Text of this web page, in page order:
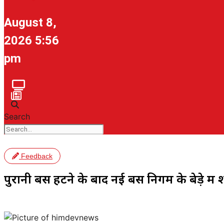
August 8,
2026 5:56
pm
Search
Feedback
पुरानी बसें हटने के बाद नई बसें निगम के बेड़े में